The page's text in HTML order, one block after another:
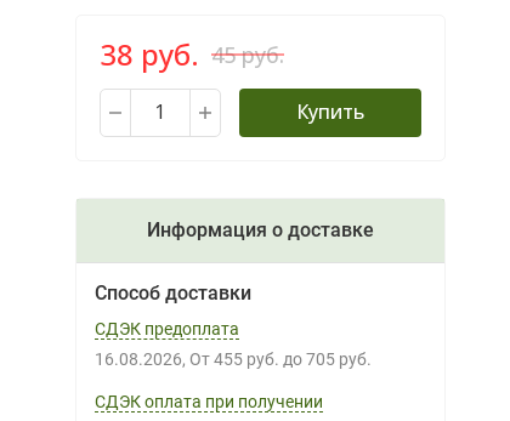
38 руб. 45 руб.
Купить
Информация о доставке
Способ доставки
СДЭК предоплата
16.08.2026 От 455 руб. до 705 руб.
СДЭК оплата при получении